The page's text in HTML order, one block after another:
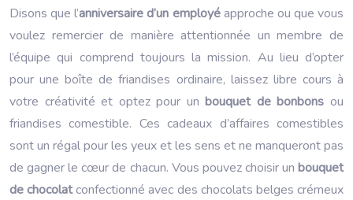
Disons que l’anniversaire d’un employéapproche ou que vous
voulez remercier de manière attentionnée un membre de
l’équipe qui comprend toujours la mission. Au lieu d’opter
pour une boîte de friandises ordinaire, laissez libre cours à
votre créativité et optez pour unbouquet de bonbons ou
friandises comestible. Ces cadeaux d’affaires comestibles
sont un régal pour les yeux et les sens et ne manqueront pas
de gagner le cœur de chacun. Vous pouvez choisir un bouquet
de chocolatconfectionné avec des chocolats belges crémeux